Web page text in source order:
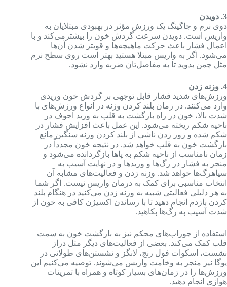
3. دویدن
دوی نرم و جاگینگ یک ورزش مؤثر در بهبودی مبتلایان به
واریس است. دویدن سرعت گردش خون را بیشترمی‌کند و با
اعمال فشار باعث حرکت ماهیچه‌ها و قویتر شدن آن‌ها
می‌شود. اگر به واریس مبتلا هستید بهتر است روی سطح نرم
مثل چمن بدوید تا به مفاصل‌تان ضربه وارد نشود.
4. وزنه‌ زدن
ورزش‌های شدید فشار قابل‌ توجهی بر گردش خون وریدی
وارد می‌کنند. در زمان بلند کردن وزنه در انواع ورزش‌های با
شدت بالا، خون در راه بازگشت به قلب به ورید اجوف در
ناحیه شکم ریخته می‌شود. این عمل باعث افزایش فشار در
شکم شده و زور زدن ناشی از بلند کردن وزنه سنگین مانع
بازگشت خون به قلب خواهد شد. در نتیجه خون مجدداً در
زمان نامناسب از ناحیه شکم به پاها بازگردانده می‌شود و
منجر به فشار در رگ‌ها و وریدها و در نهایت آسیب به
سیاهرگ‌ها خواهد شد. وزنه زدن و فعالیت‌های مشابه آن
انتخاب مناسبی برای کمک به درمان واریس نیست. اگر شما
به هر دلیلی فعالیتی شبیه به وزنه‌ زدن می‌کنید در هنگام بلند
کردن بازدم انجام دهید تا با رساندن اکسیژن کافی به خون از
شدت آسیب به رگ‌ها بکاهید.
استفاده از جوراب‌های محکم نیز به بازگشت خون به سمت
قلب کمک می‌کند. بعضی از فعالیت‌های دیگر مثل دراز
نشست، اسکوات فول رنج، لانگز و نشستن‌های طولانی در
یوگا نیز منجر به وخامت واریس می‌شوند. توصیه می‌کنیم این
ورزش‌ها را در زمان‌های بسیار کوتاه و همراه با تمرینات
هوازی انجام دهید.